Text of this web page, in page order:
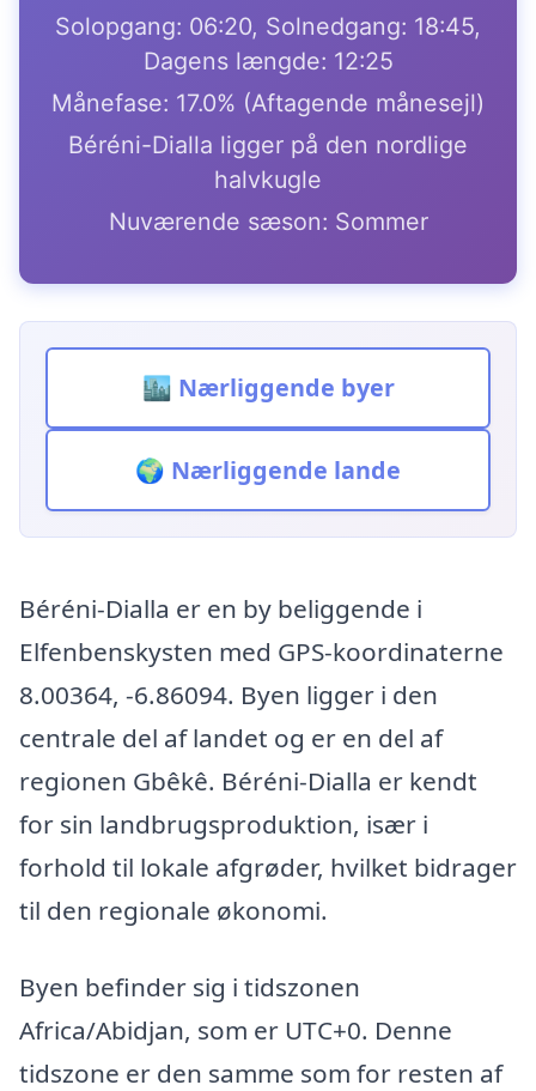
Solopgang: 06:20, Solnedgang: 18:45,
Dagens længde: 12:25
Månefase: 17.0% (Aftagende månesejl)
Béréni-Dialla ligger på den nordlige
halvkugle
Nuværende sæson: Sommer
🏙️ Nærliggende byer
🌍 Nærliggende lande
Béréni-Dialla er en by beliggende i
Elfenbenskysten med GPS-koordinaterne
8.00364, -6.86094. Byen ligger i den
centrale del af landet og er en del af
regionen Gbêkê. Béréni-Dialla er kendt
for sin landbrugsproduktion, især i
forhold til lokale afgrøder, hvilket bidrager
til den regionale økonomi.
Byen befinder sig i tidszonen
Africa/Abidjan, som er UTC+0. Denne
tidszone er den samme som for resten af